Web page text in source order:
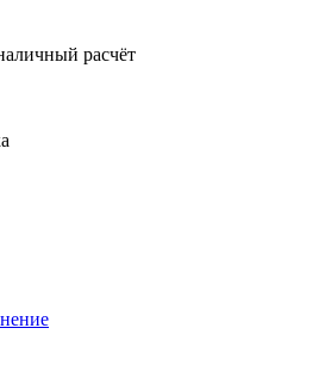
расчёт